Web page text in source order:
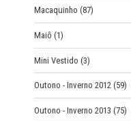
Macaquinho (87)
Maiô (1)
Mini Vestido (3)
Outono - Inverno 2012 (59)
Outono - Inverno 2013 (75)